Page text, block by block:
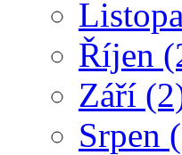
Říjen
Září
Srpen